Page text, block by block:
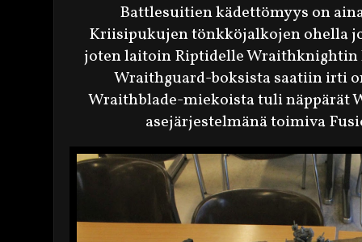
Battlesuitien kädettömyys on
Kriisipukujen tönkköjalkojen ohella
joten laitoin Riptidelle Wraithknightin
Wraithguard-boksista saatiin irti
Wraithblade-miekoista tuli näppärät
asejärjestelmänä toimiva